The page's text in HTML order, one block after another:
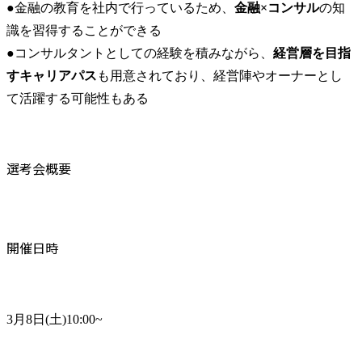
●金融の教育を社内で行っているため、 金融×コンサルの知
識を習得することができる
●コンサルタントとしての経験を積みながら、 経営層を目指
すキャリアパス も用意されており、経営陣やオーナーとし
て活躍する可能性もある
選考会概要
開催日時
3月8日(土)10:00~